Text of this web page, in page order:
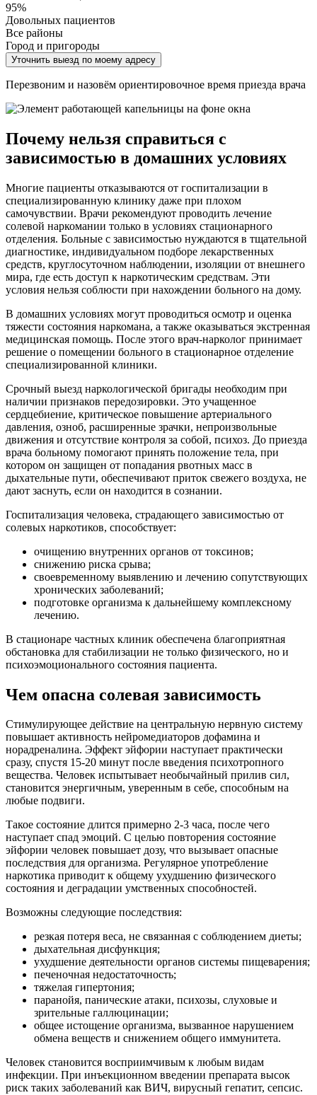
95%
Довольных пациентов
Все районы
Город и пригороды
Уточнить выезд по моему адресу
Перезвоним и назовём ориентировочное время приезда врача
Почему нельзя справиться с
зависимостью в домашних условиях
Многие пациенты отказываются от госпитализации в
специализированную клинику даже при плохом
самочувствии. Врачи рекомендуют проводить лечение
солевой наркомании только в условиях стационарного
отделения. Больные с зависимостью нуждаются в тщательной
диагностике, индивидуальном подборе лекарственных
средств, круглосуточном наблюдении, изоляции от внешнего
мира, где есть доступ к наркотическим средствам. Эти
условия нельзя соблюсти при нахождении больного на дому.
В домашних условиях могут проводиться осмотр и оценка
тяжести состояния наркомана, а также оказываться экстренная
медицинская помощь. После этого врач-нарколог принимает
решение о помещении больного в стационарное отделение
специализированной клиники.
Срочный выезд наркологической бригады необходим при
наличии признаков передозировки. Это учащенное
сердцебиение, критическое повышение артериального
давления, озноб, расширенные зрачки, непроизвольные
движения и отсутствие контроля за собой, психоз. До приезда
врача больному помогают принять положение тела, при
котором он защищен от попадания рвотных масс в
дыхательные пути, обеспечивают приток свежего воздуха, не
дают заснуть, если он находится в сознании.
Госпитализация человека, страдающего зависимостью от
солевых наркотиков, способствует:
очищению внутренних органов от токсинов;
снижению риска срыва;
своевременному выявлению и лечению сопутствующих
хронических заболеваний;
подготовке организма к дальнейшему комплексному
лечению.
В стационаре частных клиник обеспечена благоприятная
обстановка для стабилизации не только физического, но и
психоэмоционального состояния пациента.
Чем опасна солевая зависимость
Стимулирующее действие на центральную нервную систему
повышает активность нейромедиаторов дофамина и
норадреналина. Эффект эйфории наступает практически
сразу, спустя 15-20 минут после введения психотропного
вещества. Человек испытывает необычайный прилив сил,
становится энергичным, уверенным в себе, способным на
любые подвиги.
Такое состояние длится примерно 2-3 часа, после чего
наступает спад эмоций. С целью повторения состояние
эйфории человек повышает дозу, что вызывает опасные
последствия для организма. Регулярное употребление
наркотика приводит к общему ухудшению физического
состояния и деградации умственных способностей.
Возможны следующие последствия:
резкая потеря веса, не связанная с соблюдением диеты;
дыхательная дисфункция;
ухудшение деятельности органов системы пищеварения;
печеночная недостаточность;
тяжелая гипертония;
паранойя, панические атаки, психозы, слуховые и
зрительные галлюцинации;
общее истощение организма, вызванное нарушением
обмена веществ и снижением общего иммунитета.
Человек становится восприимчивым к любым видам
инфекции. При инъекционном введении препарата высок
риск таких заболеваний как ВИЧ, вирусный гепатит, сепсис.